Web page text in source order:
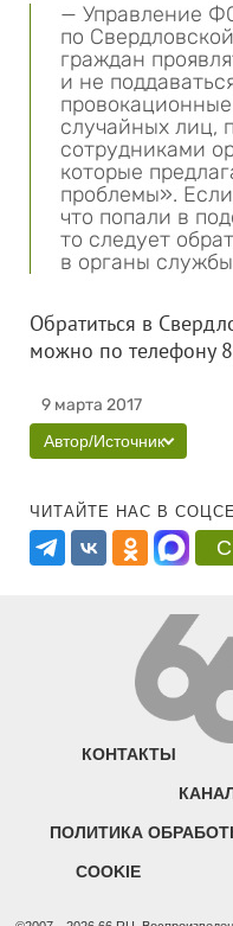
— Управление
по
граждан
и не
случайных лиц,
сотрудниками
которые
проблемы».
что попали в
то следует
в органы
Обратиться в
можно по
9 марта 2017
Автор/Источник
ЧИТАЙТЕ НАС В
КОНТАКТЫ
ПОЛИТИКА
COOKIE